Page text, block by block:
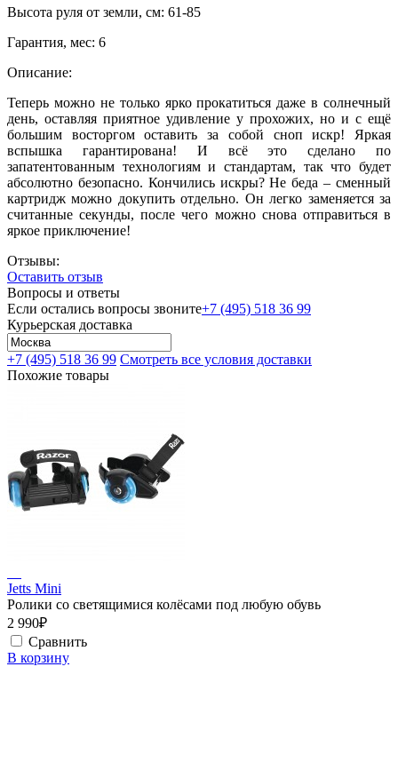
Высота руля от земли, см: 61-85
Гарантия, мес: 6
Описание:
Теперь можно не только ярко прокатиться даже в солнечный
день, оставляя приятное удивление у прохожих, но и с ещё
большим восторгом оставить за собой сноп искр! Яркая
вспышка гарантирована! И всё это сделано по
запатентованным технологиям и стандартам, так что будет
абсолютно безопасно. Кончились искры? Не беда – сменный
картридж можно докупить отдельно. Он легко заменяется за
считанные секунды, после чего можно снова отправиться в
яркое приключение!
Отзывы:
Оставить отзыв
Вопросы и ответы
Если остались вопросы звоните+7 (495) 518 36 99
Курьерская доставка
+7 (495) 518 36 99 Смотреть все условия доставки
Похожие товары
Jetts Mini
Ролики со светящимися колёсами под любую обувь
2 990₽
Сравнить
В корзину